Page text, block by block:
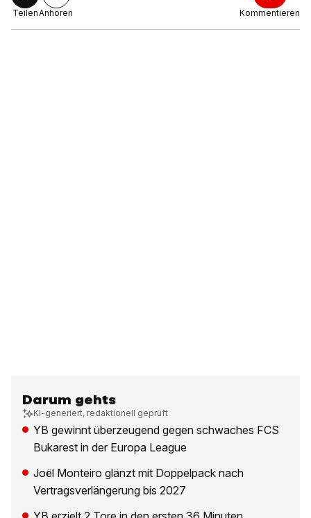
TeilenAnhören Kommentieren
Darum gehts
KI-generiert, redaktionell geprüft
YB gewinnt überzeugend gegen schwaches FCS
Bukarest in der Europa League
Joël Monteiro glänzt mit Doppelpack nach
Vertragsverlängerung bis 2027